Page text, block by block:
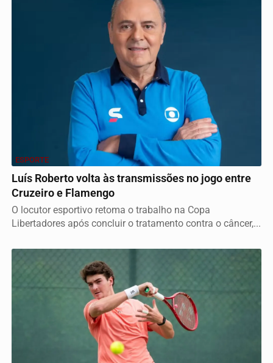
ESPORTE
Luís Roberto volta às transmissões no jogo entre
Cruzeiro e Flamengo
O locutor esportivo retoma o trabalho na Copa
Libertadores após concluir o tratamento contra o câncer,...